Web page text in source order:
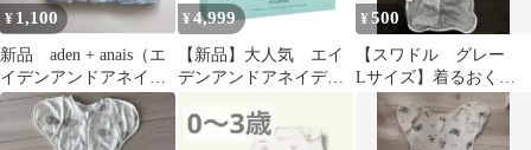
¥ 1,100
新品 aden + anais（エ
イデンアンドアネイ）
おくるみ1枚 アリエル
¥ 4,999
【新品】大人気 エイ
デンアンドアネイディ
わんちゃん4枚
¥500
【スワドル グレー
Lサイズ】着るおくる
み スワドル 2in1